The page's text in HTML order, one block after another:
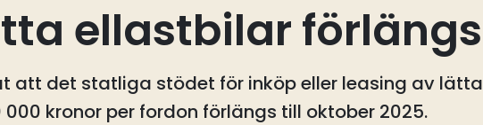
ellastbilar förlängs
att det statliga stödet för inköp eller leasing av lätta
kronor per fordon förlängs till oktober 2025.